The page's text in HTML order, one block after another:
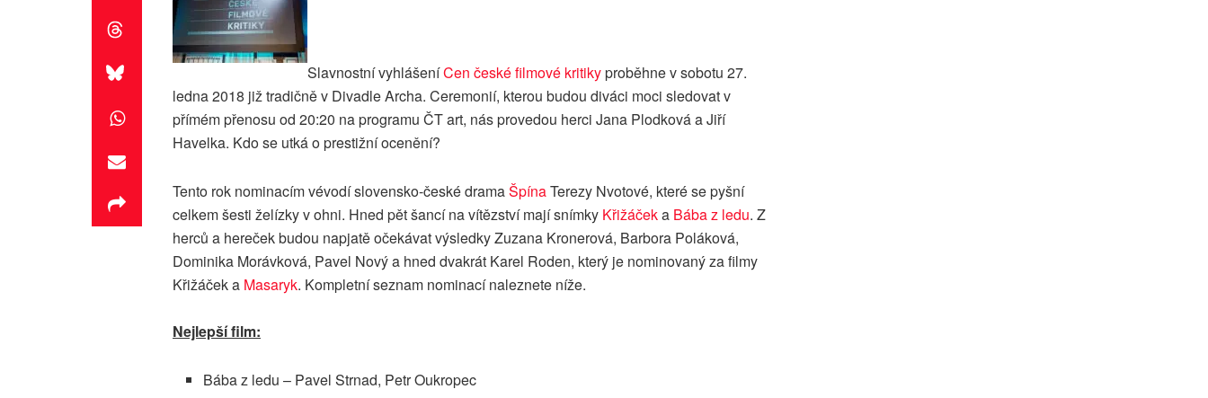
Slavnostní vyhlášeníCen české filmové kritikyproběhne v sobotu 27.
ledna 2018 již tradičně v Divadle Archa. Ceremonií, kterou budou diváci moci sledovat v
přímém přenosu od 20:20 na programu ČT art, nás provedou herci Jana Plodková a Jiří
Havelka. Kdo se utká o prestižní ocenění?
Tento rok nominacím vévodí slovensko-české dramaŠpínaTerezy Nvotové, které se pyšní
celkem šesti želízky v ohni. Hned pět šancí na vítězství mají snímky Křižáčeka Bába z ledu. Z
herců a hereček budou napjatě očekávat výsledky Zuzana Kronerová, Barbora Poláková,
Dominika Morávková, Pavel Nový a hned dvakrát Karel Roden, který je nominovaný za filmy
Křižáček a Masaryk. Kompletní seznam nominací naleznete níže.
Nejlepší film:
Bába z ledu – Pavel Strnad, Petr Oukropec